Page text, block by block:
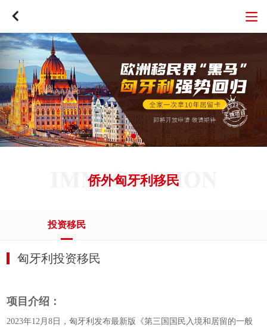
侨外匈牙利移民
投资移民
匈牙利投资移民
项目介绍：
2023年12月8日，匈牙利发布最新版《第三国国民入境和居留的一般